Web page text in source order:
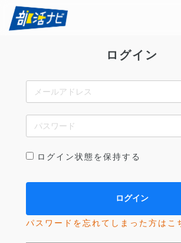
ログイン
ログイン状態を保持する
パスワードを忘れてしまった方はこ